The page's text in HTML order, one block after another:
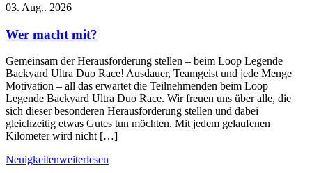
03. Aug.. 2026
Wer macht mit?
Gemeinsam der Herausforderung stellen – beim Loop Legende
Backyard Ultra Duo Race! Ausdauer, Teamgeist und jede Menge
Motivation – all das erwartet die Teilnehmenden beim Loop
Legende Backyard Ultra Duo Race. Wir freuen uns über alle, die
sich dieser besonderen Herausforderung stellen und dabei
gleichzeitig etwas Gutes tun möchten. Mit jedem gelaufenen
Kilometer wird nicht […]
Neuigkeitenweiterlesen